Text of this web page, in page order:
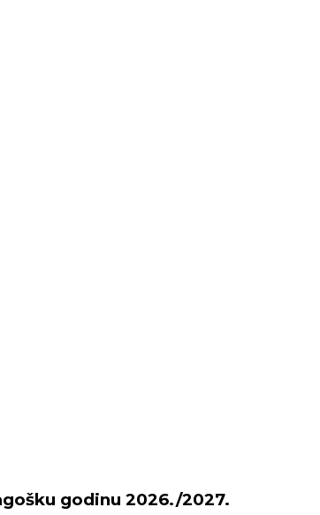
godinu 2026./2027.